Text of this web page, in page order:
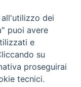
riservati - Vita
Torna
dei
puoi avere
e
su
proseguirai
tecnici.